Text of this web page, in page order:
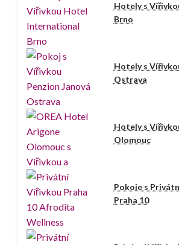
Hotely s
Brno
Hotely s
Ostrava
Hotely s
Olomouc
Pokoje s
Praha 10